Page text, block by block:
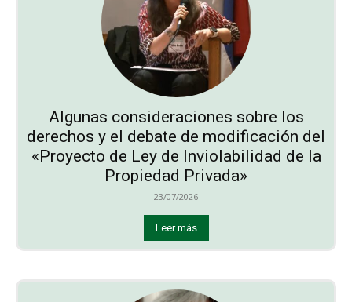
Algunas consideraciones sobre los
derechos y el debate de modificación del
«Proyecto de Ley de Inviolabilidad de la
Propiedad Privada»
23/07/2026
Leer más